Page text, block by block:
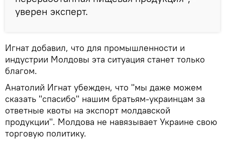
уверен эксперт.
Игнат добавил, что для промышленности и
индустрии Молдовы эта ситуация станет только
благом.
Анатолий Игнат убежден, что "мы даже можем
сказать "спасибо" нашим братьям-украинцам за
ответные квоты на экспорт молдавской
продукции". Молдова не навязывает Украине свою
торговую политику.